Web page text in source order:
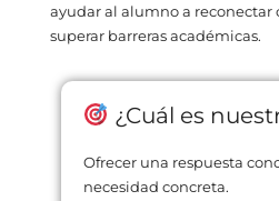
ayudar al alumno a reconectar
superar barreras académicas.
¿Cuál es
Ofrecer una respuesta
necesidad concreta.